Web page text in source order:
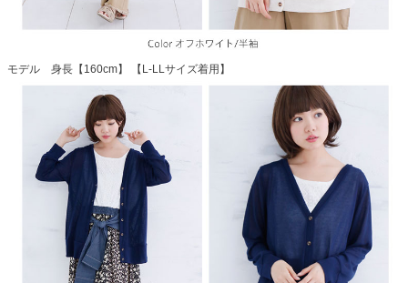
モデル 身長【160cm】 【L-LLサイズ着用】